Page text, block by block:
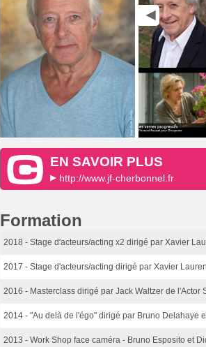
EN SAVOIR PLUS
http://www.jf-cherbonnel.fr
Formation
2018 - Stage d'acteurs/acting x2 dirigé par Xavier
2017 - Stage d'acteurs/acting dirigé par Xavier
2016 - Masterclass dirigé par Jack Waltzer de l'Actor
2014 - "Au delà de l'égo" dirigé par Bruno Delahaye
2013 - Work Shop face caméra - Bruno Esposito et